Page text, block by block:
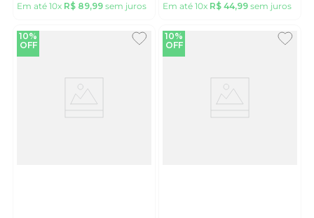
Em até 10x R$ 89,99 sem juros Em até 10x R$ 44,99 sem juros
10%
OFF
10%
OFF